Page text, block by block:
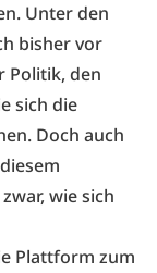
Unter den
bisher vor
Politik, den
sich die
Doch auch
wie sich
Plattform zum